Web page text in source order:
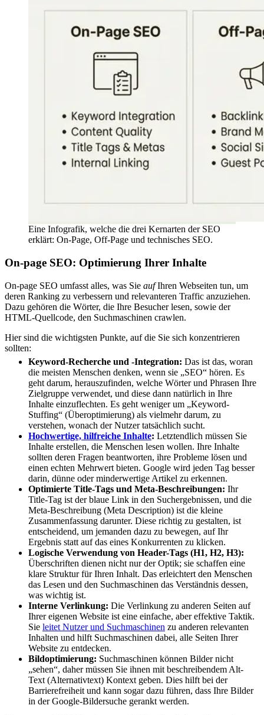
Eine Infografik, welche die drei Kernarten der SEO
erklärt: On-Page, Off-Page und technisches SEO.
On-page SEO: Optimierung Ihrer Inhalte
On-page SEO umfasst alles, was Sie aufIhren Webseiten tun, um
deren Ranking zu verbessern und relevanteren Traffic anzuziehen.
Dazu gehören die Wörter, die Ihre Besucher lesen, sowie der
HTML-Quellcode, den Suchmaschinen crawlen.
Hier sind die wichtigsten Punkte, auf die Sie sich konzentrieren
sollten:
Keyword-Recherche und -Integration: Das ist das, woran
die meisten Menschen denken, wenn sie „SEO“ hören. Es
geht darum, herauszufinden, welche Wörter und Phrasen Ihre
Zielgruppe verwendet, und diese dann natürlich in Ihre
Inhalte einzuflechten. Es geht weniger um „Keyword-
Stuffing“ (Überoptimierung) als vielmehr darum, zu
verstehen, wonach der Nutzer tatsächlich sucht.
Hochwertige, hilfreiche Inhalte: Letztendlich müssen Sie
Inhalte erstellen, die Menschen lesen wollen. Ihre Inhalte
sollten deren Fragen beantworten, ihre Probleme lösen und
einen echten Mehrwert bieten. Google wird jeden Tag besser
darin, dünne oder minderwertige Artikel zu erkennen.
Optimierte Title-Tags und Meta-Beschreibungen: Ihr
Title-Tag ist der blaue Link in den Suchergebnissen, und die
Meta-Beschreibung (Meta Description) ist die kleine
Zusammenfassung darunter. Diese richtig zu gestalten, ist
entscheidend, um jemanden dazu zu bewegen, auf Ihr
Ergebnis statt auf das eines Konkurrenten zu klicken.
Logische Verwendung von Header-Tags (H1, H2, H3):
Überschriften dienen nicht nur der Optik; sie schaffen eine
klare Struktur für Ihren Inhalt. Das erleichtert den Menschen
das Lesen und den Suchmaschinen das Verständnis dessen,
was wichtig ist.
Interne Verlinkung: Die Verlinkung zu anderen Seiten auf
Ihrer eigenen Website ist eine einfache, aber effektive Taktik.
Sie leitet Nutzer und Suchmaschinen zu anderen relevanten
Inhalten und hilft Suchmaschinen dabei, alle Seiten Ihrer
Website zu entdecken.
Bildoptimierung: Suchmaschinen können Bilder nicht
„sehen“, daher müssen Sie ihnen mit beschreibendem Alt-
Text (Alternativtext) Kontext geben. Dies hilft bei der
Barrierefreiheit und kann sogar dazu führen, dass Ihre Bilder
in der Google-Bildersuche gerankt werden.